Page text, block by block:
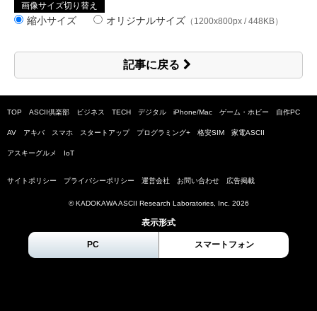
画像サイズ切り替え
縮小サイズ オリジナルサイズ （1200x800px / 448KB）
記事に戻る
TOP ASCII倶楽部 ビジネス TECH デジタル iPhone/Mac ゲーム・ホビー 自作PC
AV アキバ スマホ スタートアップ プログラミング+ 格安SIM 家電ASCII
アスキーグルメ IoT
サイトポリシー プライバシーポリシー 運営会社 お問い合わせ 広告掲載
© KADOKAWA ASCII Research Laboratories, Inc. 2026
表示形式
PC スマートフォン